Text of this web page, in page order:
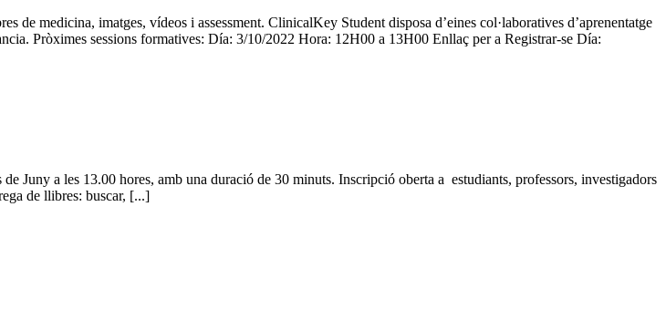
medicina, imatges, vídeos i assessment. ClinicalKey Student disposa d’eines col·laboratives d’aprenentatge
Pròximes sessions formatives: Día: 3/10/2022 Hora: 12H00 a 13H00 Enllaç per a Registrar-se Día:
Juny a les 13.00 hores, amb una duració de 30 minuts. Inscripció oberta a estudiants, professors, investigadors
de llibres: buscar, [...]